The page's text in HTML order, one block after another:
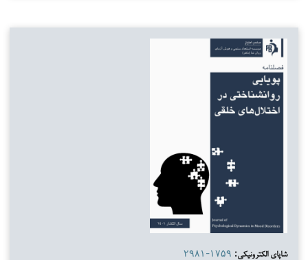
شاپای الکترونیکی: ۲۹۸۱-۱۷۵۹